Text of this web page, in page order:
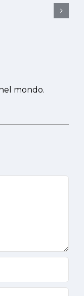
mondo.